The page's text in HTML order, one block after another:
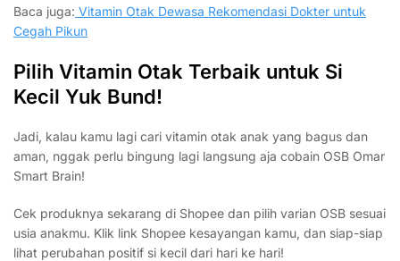
Baca juga: Vitamin Otak Dewasa Rekomendasi Dokter untuk
Cegah Pikun
Pilih Vitamin Otak Terbaik untuk Si
Kecil Yuk Bund!
Jadi, kalau kamu lagi cari vitamin otak anak yang bagus dan
aman, nggak perlu bingung lagi langsung aja cobain OSB Omar
Smart Brain!
Cek produknya sekarang di Shopee dan pilih varian OSB sesuai
usia anakmu. Klik link Shopee kesayangan kamu, dan siap-siap
lihat perubahan positif si kecil dari hari ke hari!